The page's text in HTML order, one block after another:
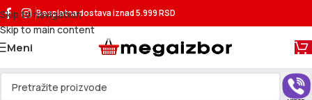
Skip to navigation
Skip to main content
Besplatna dostavaiznad 5.999 RSD
Meni